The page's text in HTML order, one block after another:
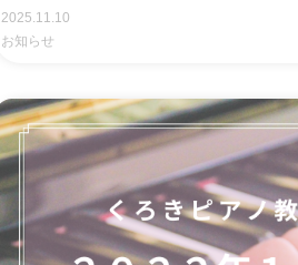
2025.11.10
お知らせ